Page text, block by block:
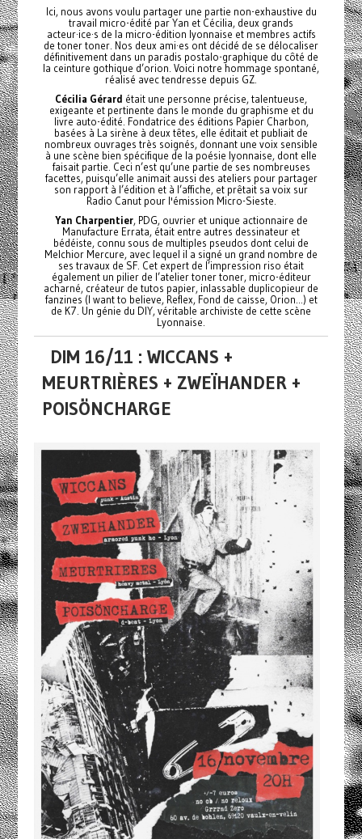
Ici, nous avons voulu partager une partie non-exhaustive du
travail micro-édité par Yan et Cécilia, deux grands
acteur·ice·s de la micro-édition lyonnaise et membres actifs
de toner toner. Nos deux ami·es ont décidé de se délocaliser
définitivement dans un paradis postalo-graphique du côté de
la ceinture gothique d’orion. Voici notre hommage spontané,
réalisé avec tendresse depuis GZ.
Cécilia Gérard était une personne précise, talentueuse,
exigeante et pertinente dans le monde du graphisme et du
livre auto-édité. Fondatrice des éditions Papier Charbon,
basées à La sirène à deux têtes, elle éditait et publiait de
nombreux ouvrages très soignés, donnant une voix sensible
à une scène bien spécifique de la poésie lyonnaise, dont elle
faisait partie. Ceci n’est qu’une partie de ses nombreuses
facettes, puisqu’elle animait aussi des ateliers pour partager
son rapport à l’édition et à l’affiche, et prêtait sa voix sur
Radio Canut pour l'émission Micro-Sieste.
Yan Charpentier, PDG, ouvrier et unique actionnaire de
Manufacture Errata, était entre autres dessinateur et
bédéiste, connu sous de multiples pseudos dont celui de
Melchior Mercure, avec lequel il a signé un grand nombre de
ses travaux de SF. Cet expert de l’impression riso était
également un pilier de l’atelier toner toner, micro-éditeur
acharné, créateur de tutos papier, inlassable duplicopieur de
fanzines (I want to believe, Reflex, Fond de caisse, Orion...) et
de K7. Un génie du DIY, véritable archiviste de cette scène
Lyonnaise.
DIM 16/11 : WICCANS +
MEURTRIÈRES + ZWEÏHANDER +
POISÖNCHARGE